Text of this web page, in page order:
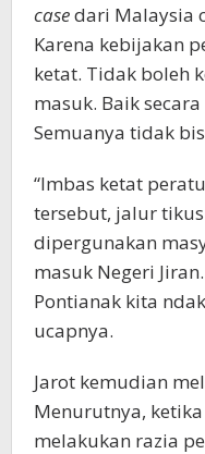
casedari Malaysia
Karena kebijakan
ketat. Tidak boleh
masuk. Baik
Semuanya tidak
“Imbas ketat
tersebut, jalur
dipergunakan
masuk Negeri
Pontianak kita
ucapnya.
Jarot kemudian
Menurutnya, ketika
melakukan razia